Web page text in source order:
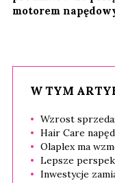
motorem
W TYM
Wzrost
Hair Care
Olaplex ma
Lepsze
Inwestycje